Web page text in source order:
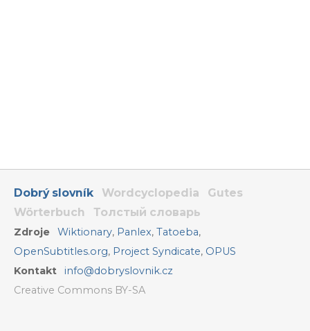
Dobrý slovník Wordcyclopedia
Gutes
Wörterbuch
Толстый словарь
Zdroje Wiktionary, Panlex,Tatoeba,
OpenSubtitles.org, Project Syndicate, OPUS
Kontakt
info@dobryslovnik.cz
Creative Commons BY-SA